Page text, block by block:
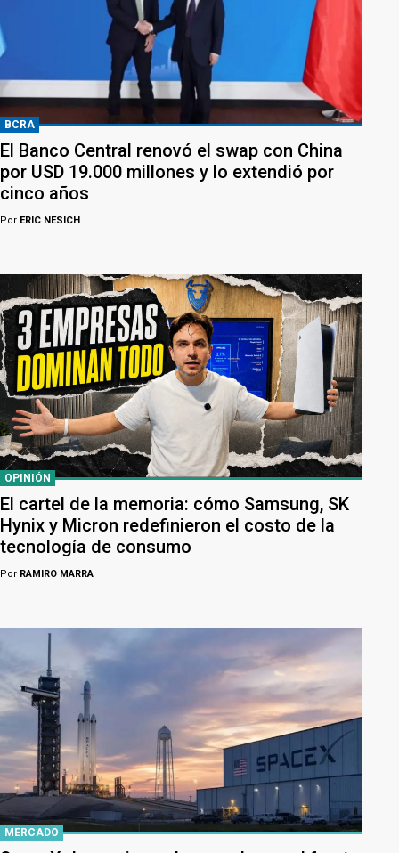
BCRA
El Banco Central renovó el swap con China
por USD 19.000 millones y lo extendió por
cinco años
Por ERIC NESICH
OPINIÓN
El cartel de la memoria: cómo Samsung, SK
Hynix y Micron redefinieron el costo de la
tecnología de consumo
Por RAMIRO MARRA
MERCADO